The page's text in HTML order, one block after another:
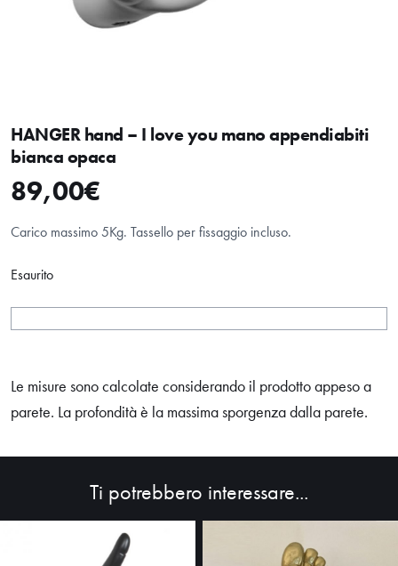
HANGER hand – I love you mano appendiabiti
bianca opaca
89,00€
Carico massimo 5Kg. Tassello per fissaggio incluso.
Esaurito
Le misure sono calcolate considerando il prodotto appeso a
parete. La profondità è la massima sporgenza dalla parete.
Ti potrebbero interessare...